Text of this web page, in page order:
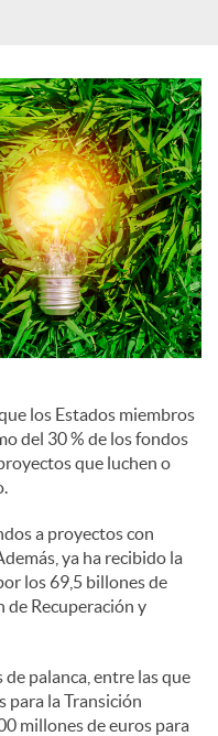
los Estados miembros
del 30 % de los fondos
que luchen o
a proyectos con
ya ha recibido la
los 69,5 billones de
de Recuperación y
palanca, entre las que
para la Transición
millones de euros para